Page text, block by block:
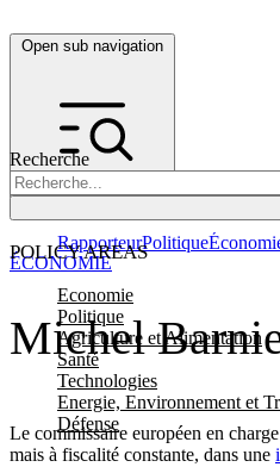
Open sub navigation
Recherche
POLICY AREAS
Economie
Politique
Agriculture et Alimentation
Santé
Technologies
Energie, Environnement et
Défense
RapporteurPolitique
Michel
Le commissaire européen en
mais à fiscalité constante, dans une
ÉCONOMIE